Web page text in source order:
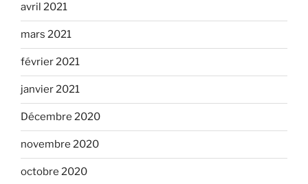
avril 2021
mars 2021
février 2021
janvier 2021
Décembre 2020
novembre 2020
octobre 2020